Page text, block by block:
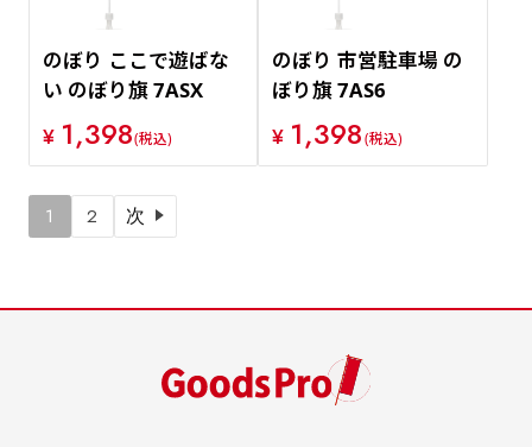
のぼり ここで遊ばな
い のぼり旗 7ASX
¥ 1,398(税込)
のぼり 市営駐車場 の
ぼり旗 7AS6
¥ 1,398(税込)
1 2 次